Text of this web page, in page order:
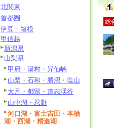
総
北関東
首都圏
伊豆・箱根
甲信越
新潟県
山梨県
甲府・湯村・昇仙峡
山梨・石和・勝沼・塩山
大月・都留・道志渓谷
山中湖・忍野
河口湖・富士吉田・本栖
湖・西湖・精進湖